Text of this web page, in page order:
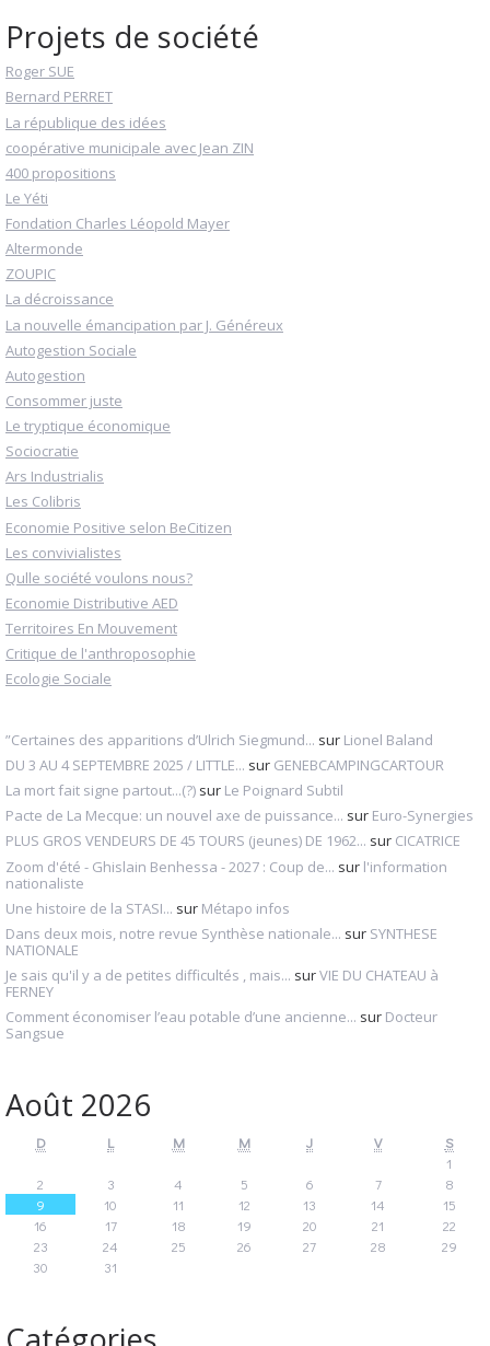
Projets de société
Roger SUE
Bernard PERRET
La république des idées
coopérative municipale avec Jean ZIN
400 propositions
Le Yéti
Fondation Charles Léopold Mayer
Altermonde
ZOUPIC
La décroissance
La nouvelle émancipation par J. Généreux
Autogestion Sociale
Autogestion
Consommer juste
Le tryptique économique
Sociocratie
Ars Industrialis
Les Colibris
Economie Positive selon BeCitizen
Les convivialistes
Qulle société voulons nous?
Economie Distributive AED
Territoires En Mouvement
Critique de l'anthroposophie
Ecologie Sociale
”Certaines des apparitions d’Ulrich Siegmund... sur Lionel Baland
DU 3 AU 4 SEPTEMBRE 2025 / LITTLE... sur GENEBCAMPINGCARTOUR
La mort fait signe partout...(?) sur Le Poignard Subtil
Pacte de La Mecque: un nouvel axe de puissance... sur Euro-Synergies
PLUS GROS VENDEURS DE 45 TOURS (jeunes) DE 1962... sur CICATRICE
Zoom d'été - Ghislain Benhessa - 2027 : Coup de... sur l'information
nationaliste
Une histoire de la STASI... sur Métapo infos
Dans deux mois, notre revue Synthèse nationale... sur SYNTHESE
NATIONALE
Je sais qu'il y a de petites difficultés , mais... surVIE DU CHATEAU à
FERNEY
Comment économiser l’eau potable d’une ancienne... sur Docteur
Sangsue
Août 2026
D L M M J V
S
1
2
3 4 5 6 7
8
9
10 11 12 13 14
15
16
17 18 19 20 21
22
23
24 25 26 27 28
29
30
31